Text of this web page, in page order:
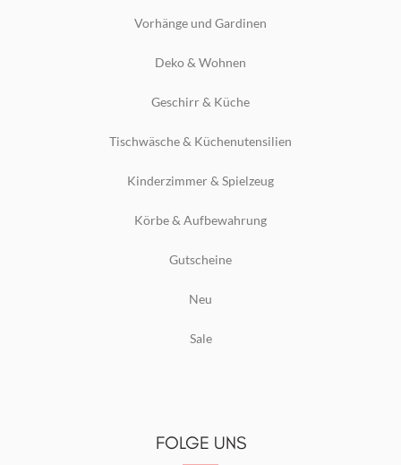
Vorhänge und Gardinen
Deko & Wohnen
Geschirr & Küche
Tischwäsche & Küchenutensilien
Kinderzimmer & Spielzeug
Körbe & Aufbewahrung
Gutscheine
Neu
Sale
FOLGE UNS